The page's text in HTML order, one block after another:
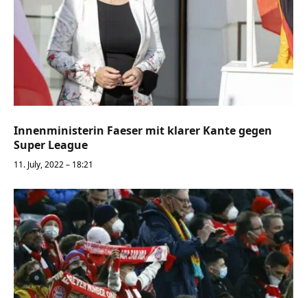
Innenministerin Faeser mit klarer Kante gegen
Super League
11. July, 2022 – 18:21